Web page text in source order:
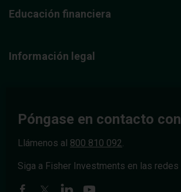
Educación financiera
Información legal
Póngase en contacto
Llámenos al 800 810 092.
Siga a Fisher Investments en las